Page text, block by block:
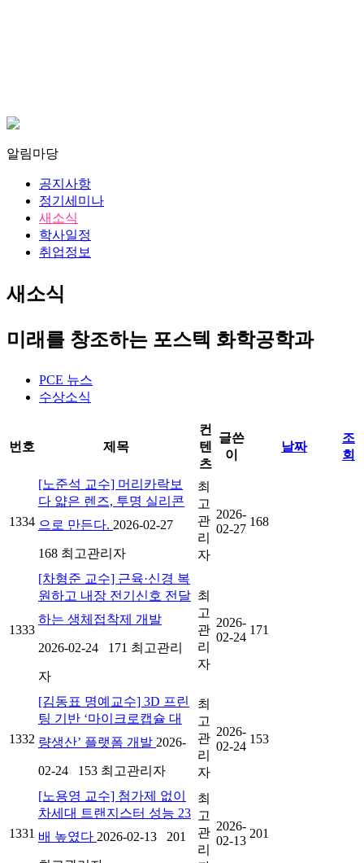
알림마당
공지사항
정기세미나
새소식
학사일정
취업정보
새소식
미래를 창조하는 포스텍 화학공학과
PCE 뉴스
수상소식
번호 제목
컨
텐
츠
글쓴
이
날짜
조
회
1334
[노준석 교수] 머리카락보
다 얇은 렌즈, 투명 실리콘
으로 만든다. 2026-02-27
168 최고관리자
최
고
관
리
자
2026-
02-27
168
1333
[차형준 교수] 근육·신경 복
원하고 내장 전기신호 전달
하는 생체접착제 개발
2026-02-24 171 최고관리
자
최
고
관
리
자
2026-
02-24
171
1332
[김동표 명예교수] 3D 프린
팅 기반 ‘마이크로캡슐 대
량생산’ 플랫폼 개발 2026-
02-24 153 최고관리자
최
고
관
리
자
2026-
02-24
153
1331
[노용영 교수] 첨가제 없이
차세대 트랜지스터 성능 23
배 높였다 2026-02-13 201
최
고
관
리
2026-
02-13
201